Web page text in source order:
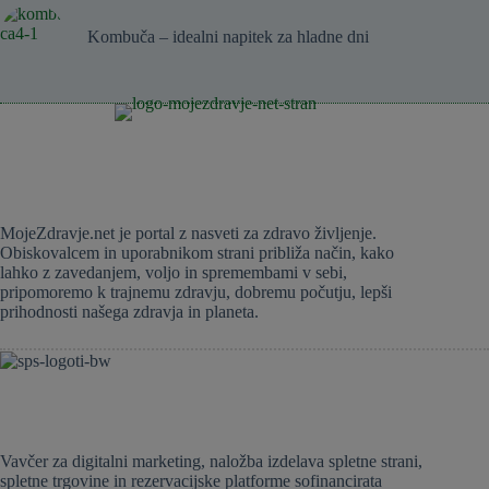
Kombuča – idealni napitek za hladne dni
MojeZdravje.net je portal z nasveti za zdravo življenje.
Obiskovalcem in uporabnikom strani približa način, kako
lahko z zavedanjem, voljo in spremembami v sebi,
pripomoremo k trajnemu zdravju, dobremu počutju, lepši
prihodnosti našega zdravja in planeta.
Vavčer za digitalni marketing, naložba izdelava spletne strani,
spletne trgovine in rezervacijske platforme sofinancirata